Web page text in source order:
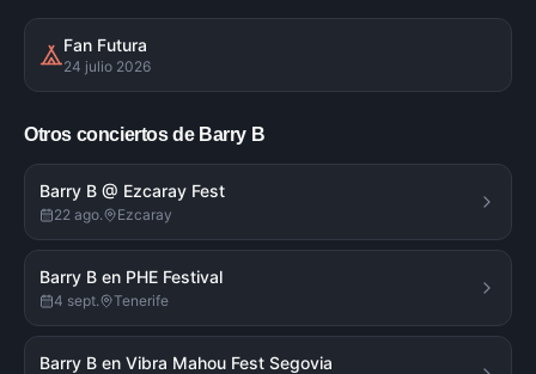
Fan Futura
24 julio 2026
Otros conciertos de Barry B
Barry B @ Ezcaray Fest
22 ago. Ezcaray
Barry B en PHE Festival
4 sept. Tenerife
Barry B en Vibra Mahou Fest Segovia